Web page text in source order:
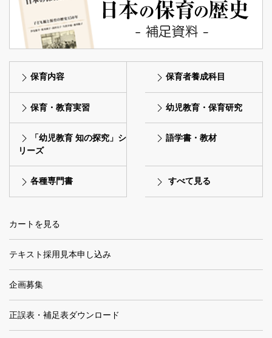
保育内容 保育者養成科目
保育・教育実習 幼児教育・保育研究
「幼児教育 知の探究」シ
リーズ
語学書・教材
各種専門書 すべて見る
カートを見る
テキスト採用見本申し込み
企画募集
正誤表・補足表ダウンロード